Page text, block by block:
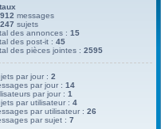
messages
sujets
des annonces :15
des post-it :45
des pièces jointes :2595
par jour :2
par jour :14
par jour :1
par utilisateur :4
par utilisateur :26
par sujet :7